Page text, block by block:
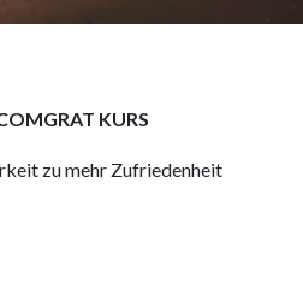
KURS
zu mehr Zufriedenheit